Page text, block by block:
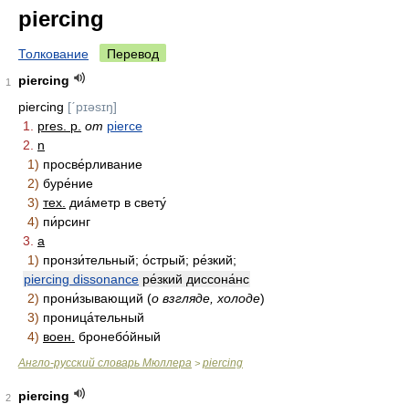
piercing
Толкование Перевод
1
piercing
piercing [ˊpɪəsɪŋ]
1.
pres. p. от pierce
2.
n
1) просве́рливание
2) буре́ние
3) тех. диа́метр в свету́
4) пи́рсинг
3. a
1) пронзи́тельный; о́стрый; ре́зкий;
piercing dissonance ре́зкий диссона́нс
2) прони́зывающий (о взгляде, холоде)
3) проница́тельный
4) воен. бронебо́йный
Англо-русский словарь Мюллера > piercing
2
piercing